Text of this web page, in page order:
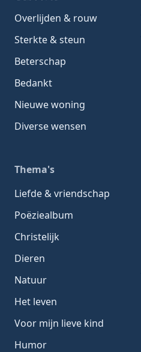
Overlijden & rouw
Sterkte & steun
Beterschap
Bedankt
Nieuwe woning
Diverse wensen
Thema's
Liefde & vriendschap
Poëziealbum
Christelijk
Dieren
Natuur
Het leven
Voor mijn lieve kind
Humor